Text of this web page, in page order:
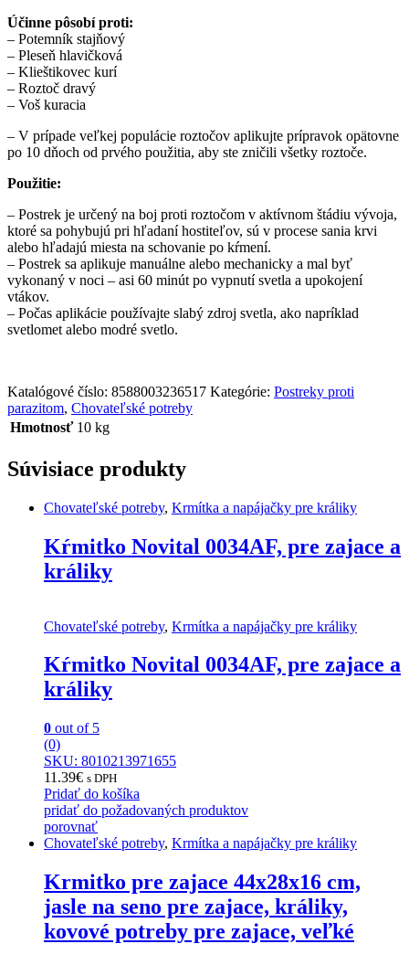
Účinne pôsobí proti:
– Potemník stajňový
– Pleseň hlavičková
– Klieštikovec kurí
– Roztoč dravý
– Voš kuracia
– V prípade veľkej populácie roztočov aplikujte prípravok opätovne
po 10 dňoch od prvého použitia, aby ste zničili všetky roztoče.
Použitie:
– Postrek je určený na boj proti roztočom v aktívnom štádiu vývoja,
ktoré sa pohybujú pri hľadaní hostiteľov, sú v procese sania krvi
alebo hľadajú miesta na schovanie po kŕmení.
– Postrek sa aplikuje manuálne alebo mechanicky a mal byť
vykonaný v noci – asi 60 minút po vypnutí svetla a upokojení
vtákov.
– Počas aplikácie používajte slabý zdroj svetla, ako napríklad
svetlomet alebo modré svetlo.
Katalógové číslo: 8588003236517 Kategórie: Postreky proti
parazitom, Chovateľské potreby
Hmotnosť 10 kg
Súvisiace produkty
Chovateľské potreby, Krmítka a napájačky pre králiky
Kŕmitko Novital 0034AF, pre zajace a
králiky
Chovateľské potreby, Krmítka a napájačky pre králiky
Kŕmitko Novital 0034AF, pre zajace a
králiky
0 out of 5
(0)
SKU: 8010213971655
11.39€ s DPH
Pridať do košíka
pridať do požadovaných produktov
porovnať
Chovateľské potreby, Krmítka a napájačky pre králiky
Krmitko pre zajace 44x28x16 cm,
jasle na seno pre zajace, králiky,
kovové potreby pre zajace, veľké